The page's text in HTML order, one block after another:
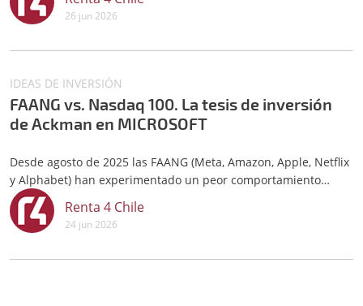
corrección ha sido especialmente dura en algunos valores,
como Microsoft (que cae un -25% desde el 1 de junio), y de
26 jun 2026
IDEAS DE INVERSIÓN
FAANG vs. Nasdaq 100. La tesis de inversión
de Ackman en MICROSOFT
Desde agosto de 2025 las FAANG (Meta, Amazon, Apple, Netflix
y Alphabet) han experimentado un peor comportamiento
relativo frente al índice NASDAQ 100, como podemos ver en el
gráfico inferior. Así, el índice equiponderado de estas
compañías se ha comportado un 30% peor que el índice
Renta 4 Chile
24 jun 2026